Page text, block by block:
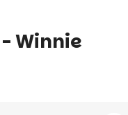
Winnie